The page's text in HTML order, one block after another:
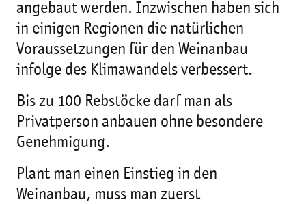
angebaut werden. Inzwischen haben sich
in einigen Regionen die natürlichen
Voraussetzungen für den Weinanbau
infolge des Klimawandels verbessert.
Bis zu 100 Rebstöcke darf man als
Privatperson anbauen ohne besondere
Genehmigung.
Plant man einen Einstieg in den
Weinanbau, muss man zuerst